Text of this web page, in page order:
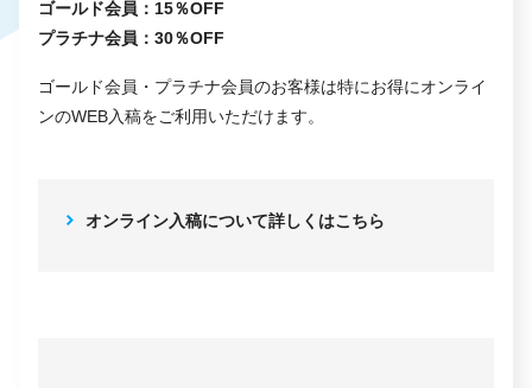
ゴールド会員：15％OFF
プラチナ会員：30％OFF
ゴールド会員・プラチナ会員のお客様は特にお得にオンライ
ンのWEB入稿をご利用いただけます。
オンライン入稿について詳しくはこちら